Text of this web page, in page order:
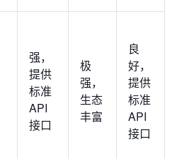
强，
提供
标准
API
接口
极
强，
生态
丰富
良
好，
提供
标准
API
接口